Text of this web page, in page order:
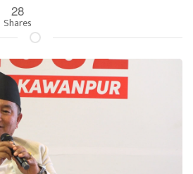
28
Shares